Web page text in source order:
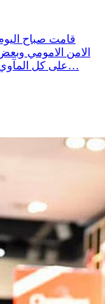
قامت صباح
الامن الامومي
على كل المآوي المتواجدة بمحيط باب الجبلي وسيدي اللخمي…